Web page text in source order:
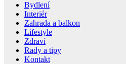
Bydlení
Interiér
Zahrada a balkon
Lifestyle
Zdraví
Rady a tipy
Kontakt